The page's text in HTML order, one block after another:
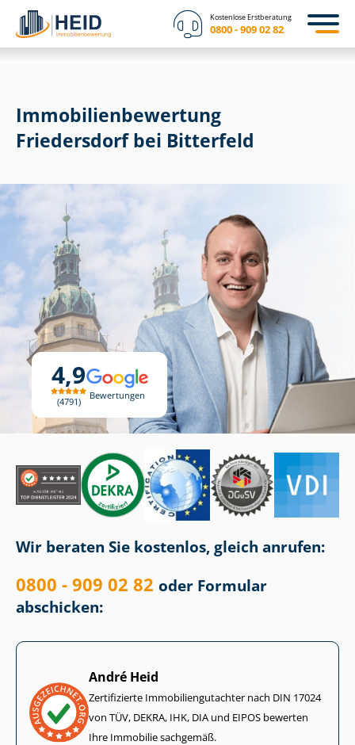
Kostenlose Erstberatung
0800 - 909 02 82
4,9
4791
Bewertungen
Immobilien­bewertung
Friedersdorf bei Bitterfeld
Wir beraten Sie kostenlos, gleich anrufen:
0800 - 909 02 82 oder Formular
abschicken:
André Heid
Zertifizierte Im­mo­bi­li­en­gut­ach­ter nach DIN 17024
von TÜV, DEKRA, IHK, DIA und EIPOS bewerten
Ihre Immobilie sachgemäß.